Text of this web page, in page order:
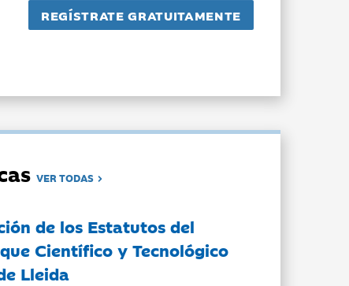
VER TODAS
de los Estatutos del
Científico y Tecnológico
Lleida